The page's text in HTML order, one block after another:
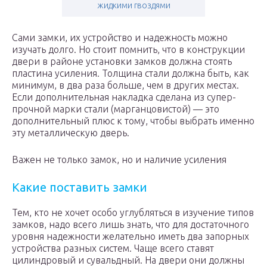
жидкими гвоздями
Сами замки, их устройство и надежность можно
изучать долго. Но стоит помнить, что в конструкции
двери в районе установки замков должна стоять
пластина усиления. Толщина стали должна быть, как
минимум, в два раза больше, чем в других местах.
Если дополнительная накладка сделана из супер-
прочной марки стали (марганцовистой) — это
дополнительный плюс к тому, чтобы выбрать именно
эту металлическую дверь.
Важен не только замок, но и наличие усиления
Какие поставить замки
Тем, кто не хочет особо углубляться в изучение типов
замков, надо всего лишь знать, что для достаточного
уровня надежности желательно иметь два запорных
устройства разных систем. Чаще всего ставят
цилиндровый и сувальдный. На двери они должны